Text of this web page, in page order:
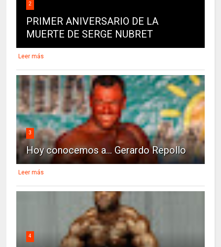
2
PRIMER ANIVERSARIO DE LA
MUERTE DE SERGE NUBRET
Leer más
3
Hoy conocemos a... Gerardo Repollo
Leer más
4